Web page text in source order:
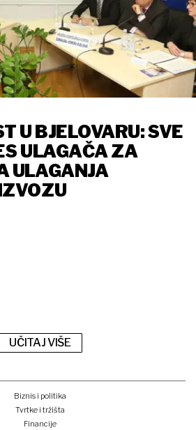
U BJELOVARU: SVE
ULAGAČA ZA
ULAGANJA
UČITAJ VIŠE
Biznis i politika
Tvrtke i tržišta
Financije